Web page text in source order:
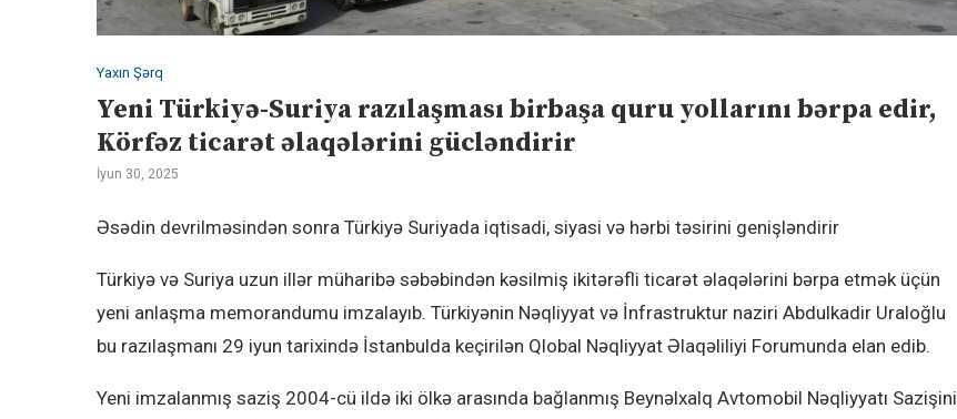
Yaxın Şərq
Yeni Türkiyə-Suriya razılaşması birbaşa quru yollarını bərpa edir,
Körfəz ticarət əlaqələrini gücləndirir
İyun 30, 2025
Əsədin devrilməsindən sonra Türkiyə Suriyada iqtisadi, siyasi və hərbi təsirini genişləndirir
Türkiyə və Suriya uzun illər müharibə səbəbindən kəsilmiş ikitərəfli ticarət əlaqələrini bərpa etmək üçün
yeni anlaşma memorandumu imzalayıb. Türkiyənin Nəqliyyat və İnfrastruktur naziri Abdulkadir Uraloğlu
bu razılaşmanı 29 iyun tarixində İstanbulda keçirilən Qlobal Nəqliyyat Əlaqəliliyi Forumunda elan edib.
Yeni imzalanmış saziş 2004-cü ildə iki ölkə arasında bağlanmış Beynəlxalq Avtomobil Nəqliyyatı Sazişini